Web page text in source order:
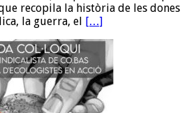
recopila la història de les dones
la guerra, el […]